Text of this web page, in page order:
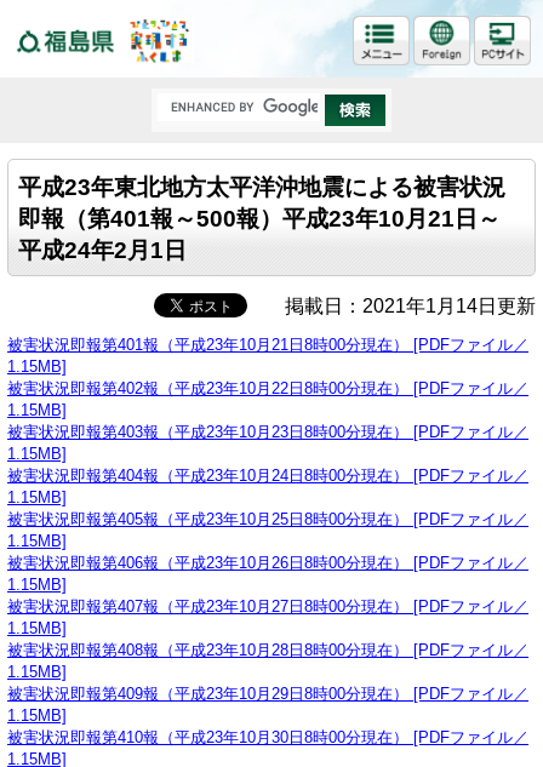
平成23年東北地方太平洋沖地震による被害状況
即報（第401報～500報）平成23年10月21日～
平成24年2月1日
掲載日：2021年1月14日更新
被害状況即報第401報（平成23年10月21日8時00分現在） [PDFファイル／
1.15MB]
被害状況即報第402報（平成23年10月22日8時00分現在） [PDFファイル／
1.15MB]
被害状況即報第403報（平成23年10月23日8時00分現在） [PDFファイル／
1.15MB]
被害状況即報第404報（平成23年10月24日8時00分現在） [PDFファイル／
1.15MB]
被害状況即報第405報（平成23年10月25日8時00分現在） [PDFファイル／
1.15MB]
被害状況即報第406報（平成23年10月26日8時00分現在） [PDFファイル／
1.15MB]
被害状況即報第407報（平成23年10月27日8時00分現在） [PDFファイル／
1.15MB]
被害状況即報第408報（平成23年10月28日8時00分現在） [PDFファイル／
1.15MB]
被害状況即報第409報（平成23年10月29日8時00分現在） [PDFファイル／
1.15MB]
被害状況即報第410報（平成23年10月30日8時00分現在） [PDFファイル／
1.15MB]